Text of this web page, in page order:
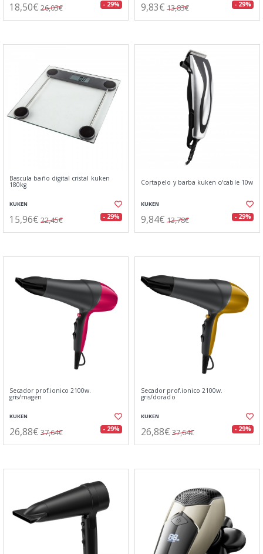
18,50€ 26,03€ - 29% 9,83€ 13,83€ - 29%
Bascula baño digital cristal kuken
180kg
KUKEN
15,96€ 22,45€ - 29%
Cortapelo y barba kuken c/cable 10w
KUKEN
9,84€ 13,78€ - 29%
Secador prof.ionico 2100w.
gris/magen
KUKEN
26,88€ 37,64€ - 29%
Secador prof.ionico 2100w.
gris/dorado
KUKEN
26,88€ 37,64€ - 29%